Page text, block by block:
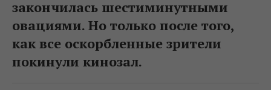
закончилась шестиминутными
овациями. Но только после того,
как все оскорбленные зрители
покинули кинозал.